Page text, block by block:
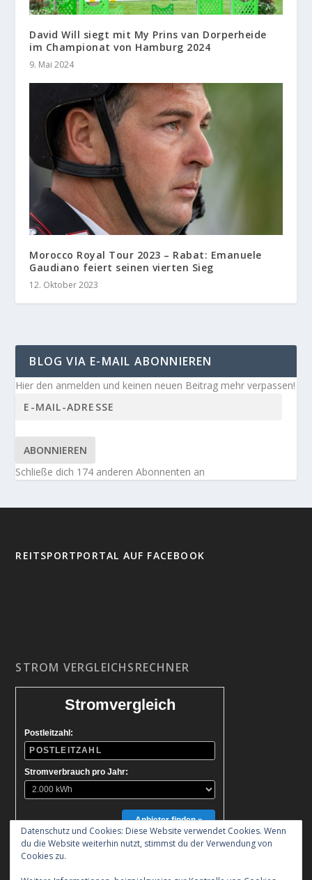
David Will siegt mit My Prins van Dorperheide
im Championat von Hamburg 2024
9. Mai 2024
Morocco Royal Tour 2023 – Rabat: Emanuele
Gaudiano feiert seinen vierten Sieg
12. Oktober 2023
BLOG VIA E-MAIL ABONNIEREN
Hier den anmelden und keinen neuen Beitrag mehr verpassen!
ABONNIEREN
Schließe dich 174 anderen Abonnenten an
REITSPORTPORTAL AUF FACEBOOK
STROM VERGLEICHSRECHNER
Stromvergleich
Postleitzahl:
Stromverbrauch pro Jahr:
Anbieter finden »
Datenschutz und Cookies: Diese Website verwendet Cookies. Wenn
du die Website weiterhin nutzt, stimmst du der Verwendung von
Cookies zu.